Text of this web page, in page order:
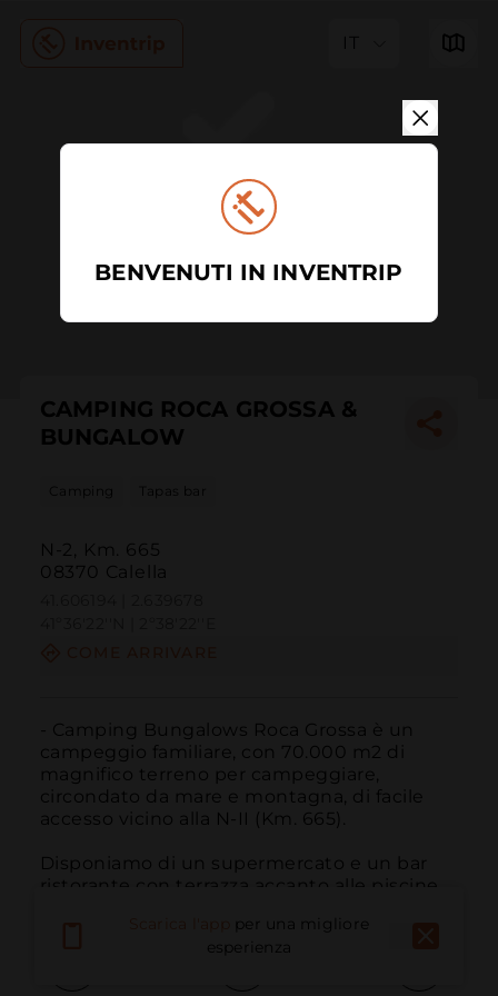
IT
CAMPING ROCA GROSSA &
BUNGALOW
Camping Tapas bar
N-2, Km. 665
08370 Calella
- Camping Bungalows Roca Grossa è un
campeggio familiare, con 70.000 m2 di
magnifico terreno per campeggiare,
circondato da mare e montagna, di facile
accesso vicino alla N-II (Km. 665).
Disponiamo di un supermercato e un bar
ristorante con terrazza accanto alle piscine.
per una migliore
esperienza
BENVENUTI IN INVENTRIP